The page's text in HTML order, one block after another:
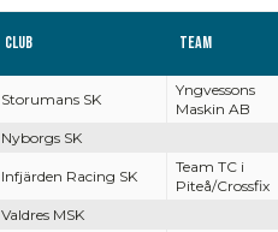
Club Team
Storumans SK
Yngvessons
Maskin AB
Nyborgs SK
Infjärden Racing SK
Team TC i
Piteå/Crossfix
Valdres MSK